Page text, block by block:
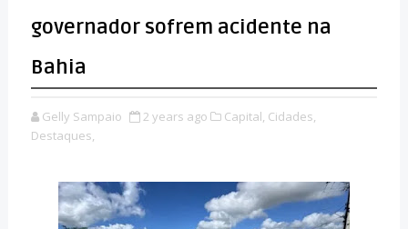
governador sofrem acidente na
Bahia
Gelly Sampaio 2 years ago Capital, Cidades,
Destaques,